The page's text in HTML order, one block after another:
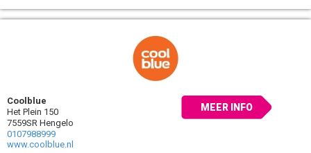
Coolblue
Het Plein 150
7559SR Hengelo
0107988999
www.coolblue.nl
MEER INFO